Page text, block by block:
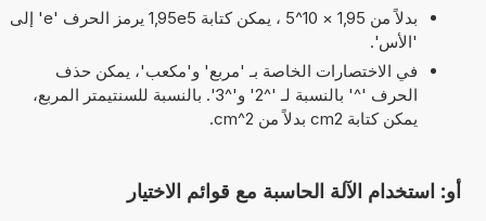
بدلاً من 1,95 × 10^5 ، يمكن كتابة 1,95e5 يرمز الحرف 'e' إلى
'الأس'.
في الاختصارات الخاصة بـ 'مربع' و'مكعب'، يمكن حذف
الحرف '^' بالنسبة لـ '^2' و'^3'. بالنسبة للسنتيمتر المربع،
يمكن كتابة cm2 بدلاً من cm^2.
أو: استخدام الآلة الحاسبة مع قوائم الاختيار